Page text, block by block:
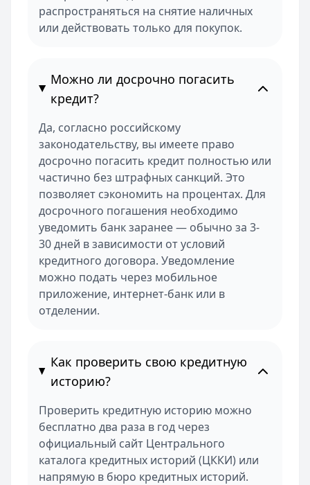
распространяться на снятие наличных
или действовать только для покупок.
Можно ли досрочно погасить
кредит?
Да, согласно российскому
законодательству, вы имеете право
досрочно погасить кредит полностью или
частично без штрафных санкций. Это
позволяет сэкономить на процентах. Для
досрочного погашения необходимо
уведомить банк заранее — обычно за 3-
30 дней в зависимости от условий
кредитного договора. Уведомление
можно подать через мобильное
приложение, интернет-банк или в
отделении.
Как проверить свою кредитную
историю?
Проверить кредитную историю можно
бесплатно два раза в год через
официальный сайт Центрального
каталога кредитных историй (ЦККИ) или
напрямую в бюро кредитных историй.